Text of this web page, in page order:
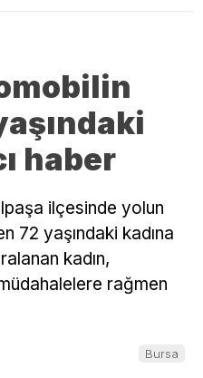
haber
ilçesinde yolun
72 yaşındaki kadına
kadın,
rağmen
Bursa